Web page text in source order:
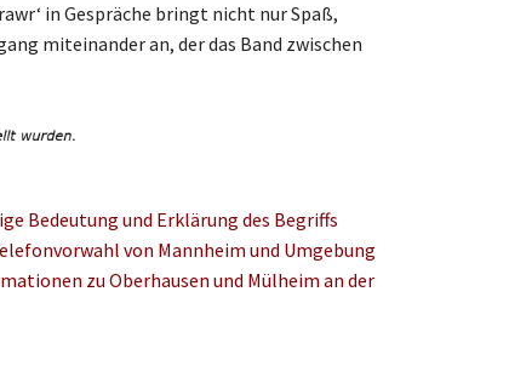
in Gespräche bringt nicht nur Spaß,
miteinander an, der das Band zwischen
Bedeutung und Erklärung des Begriffs
von Mannheim und Umgebung
zu Oberhausen und Mülheim an der